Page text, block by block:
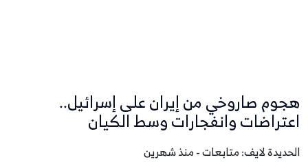
هجوم صاروخي من إيران على إسرائيل..
اعتراضات وانفجارات وسط الكيان
الحديدة لايف: متابعات - منذ شهرين